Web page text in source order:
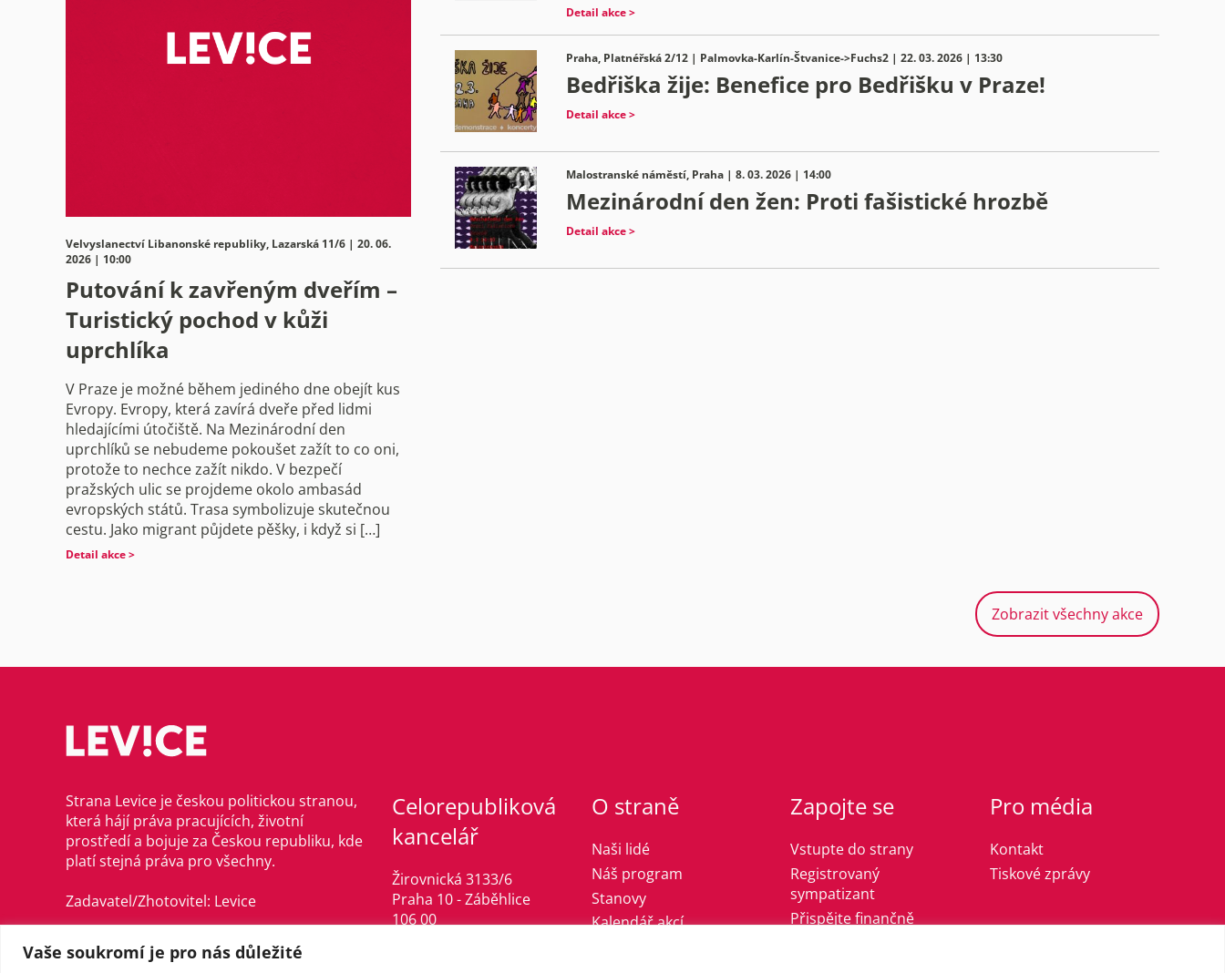
Vaše soukromí je pro nás důležité
Velvyslanectví Libanonské republiky, Lazarská 11/6 | 20. 06.
2026 | 10:00
Putování k zavřeným dveřím –
Turistický pochod v kůži
uprchlíka
V Praze je možné během jediného dne obejít kus
Evropy. Evropy, která zavírá dveře před lidmi
hledajícími útočiště. Na Mezinárodní den
uprchlíků se nebudeme pokoušet zažít to co oni,
protože to nechce zažít nikdo. V bezpečí
pražských ulic se projdeme okolo ambasád
evropských států. Trasa symbolizuje skutečnou
cestu. Jako migrant půjdete pěšky, i když si […]
Detail akce >
Detail akce >
Praha, Platnéřská 2/12 | Palmovka-Karlín-Štvanice->Fuchs2 | 22. 03. 2026 | 13:30
Bedřiška žije: Benefice pro Bedřišku v Praze!
Detail akce >
Malostranské náměstí, Praha | 8. 03. 2026 | 14:00
Mezinárodní den žen: Proti fašistické hrozbě
Detail akce >
Zobrazit všechny akce
Strana Levice je českou politickou stranou,
která hájí práva pracujících, životní
prostředí a bojuje za Českou republiku, kde
platí stejná práva pro všechny.
Zadavatel/Zhotovitel: Levice
©Levice, 2021–2024
Celorepubliková
kancelář
Žirovnická 3133/6
Praha 10 - Záběhlice
106 00
O straně
Naši lidé
Náš program
Stanovy
Kalendář akcí
Zapojte se
Vstupte do strany
Registrovaný
sympatizant
Přispějte finančně
Pro média
Kontakt
Tiskové zprávy